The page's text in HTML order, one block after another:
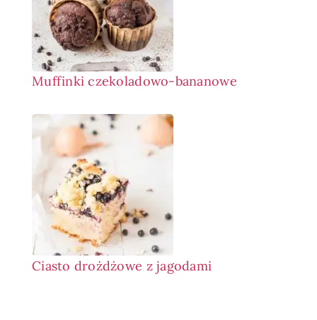
Muffinki czekoladowo-bananowe
Ciasto drożdżowe z jagodami